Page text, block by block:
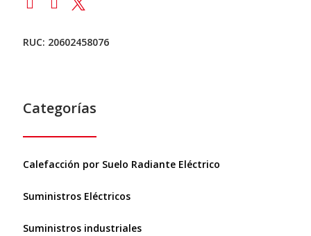
RUC: 20602458076
Categorías
Calefacción por Suelo Radiante Eléctrico
Suministros Eléctricos
Suministros industriales